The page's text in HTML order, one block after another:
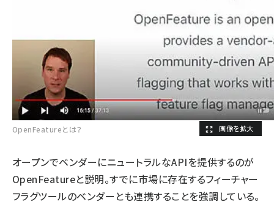
OpenFeatureとは？
オープンでベンダーにニュートラルなAPIを提供するのが
OpenFeatureと説明。すでに市場に存在するフィーチャー
フラグツールのベンダーとも連携することを強調している。